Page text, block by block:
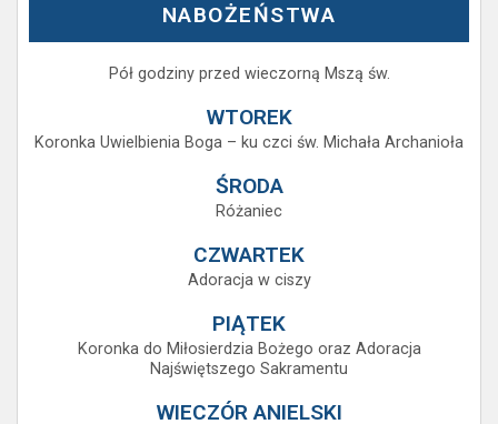
NABOŻEŃSTWA
Pół godziny przed wieczorną Mszą św.
WTOREK
Koronka Uwielbienia Boga – ku czci św. Michała Archanioła
ŚRODA
Różaniec
CZWARTEK
Adoracja w ciszy
PIĄTEK
Koronka do Miłosierdzia Bożego oraz Adoracja
Najświętszego Sakramentu
WIECZÓR ANIELSKI